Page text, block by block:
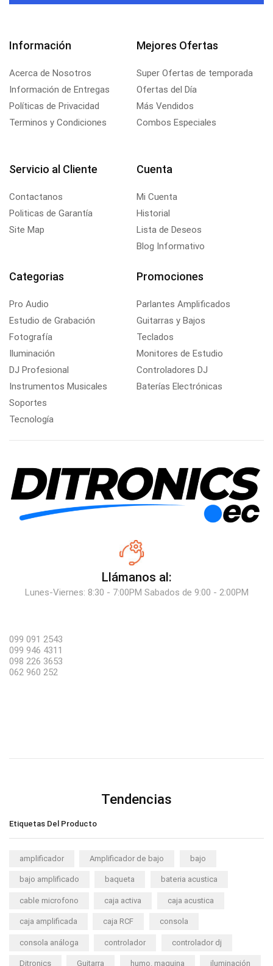
Información
Acerca de Nosotros
Información de Entregas
Políticas de Privacidad
Terminos y Condiciones
Mejores Ofertas
Super Ofertas de temporada
Ofertas del Día
Más Vendidos
Combos Especiales
Servicio al Cliente
Contactanos
Politicas de Garantía
Site Map
Cuenta
Mi Cuenta
Historial
Lista de Deseos
Blog Informativo
Categorias
Pro Audio
Estudio de Grabación
Fotografía
Iluminación
DJ Profesional
Instrumentos Musicales
Soportes
Tecnología
Promociones
Parlantes Amplificados
Guitarras y Bajos
Teclados
Monitores de Estudio
Controladores DJ
Baterías Electrónicas
Llámanos al:
Lunes-Viernes: 8:30 - 7:00PM Sabados de 9:00 - 2:00PM
099 091 2543
099 946 4311
098 226 3653
062 960 252
Tendencias
Etiquetas Del Producto
amplificador Amplificador de bajo bajo
bajo amplificado baqueta bateria acustica
cable microfono caja activa caja acustica
caja amplificada caja RCF consola
consola análoga controlador controlador dj
Ditronics Guitarra humo. maquina iluminación